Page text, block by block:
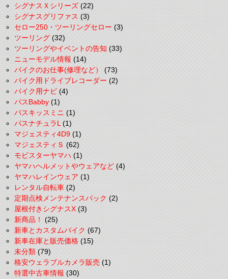
シグナスＸシリーズ(22)
シグナスグリファス(3)
セロー250・ツーリングセロー(3)
ツーリング(32)
ツーリングやイベントの告知(33)
ニューモデル情報(14)
バイクのお仕事(修理など）(73)
バイク用ドライブレコーダー(2)
バイク用ナビ(4)
パスBabby(1)
パスキッスミニ(1)
パスナチュラL(1)
マジェスティ4D9(1)
マジェスティＳ(62)
モビスターヤマハ(1)
ヤマハヘルメットやウェアなど(4)
ヤマハレインウェア(1)
レンタル自転車(2)
定期点検メンテナンスパック(2)
屋根付きシグナスX(3)
新商品！(25)
新車とカスタムバイク(67)
新車在庫と販売価格(15)
未分類(79)
格安ウェラブルカメラ販売(1)
特選中古車情報(30)